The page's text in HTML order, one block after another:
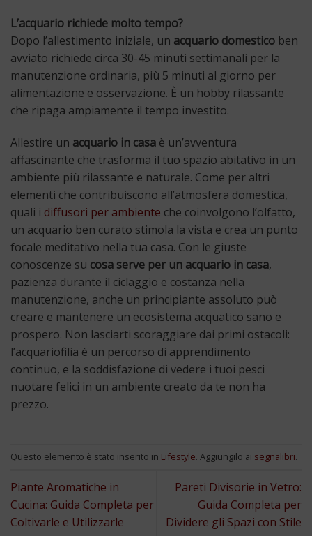
L’acquario richiede molto tempo?
Dopo l’allestimento iniziale, un acquario domestico ben
avviato richiede circa 30-45 minuti settimanali per la
manutenzione ordinaria, più 5 minuti al giorno per
alimentazione e osservazione. È un hobby rilassante
che ripaga ampiamente il tempo investito.
Allestire un acquario in casa è un’avventura
affascinante che trasforma il tuo spazio abitativo in un
ambiente più rilassante e naturale. Come per altri
elementi che contribuiscono all’atmosfera domestica,
quali i diffusori per ambiente che coinvolgono l’olfatto,
un acquario ben curato stimola la vista e crea un punto
focale meditativo nella tua casa. Con le giuste
conoscenze su cosa serve per un acquario in casa,
pazienza durante il ciclaggio e costanza nella
manutenzione, anche un principiante assoluto può
creare e mantenere un ecosistema acquatico sano e
prospero. Non lasciarti scoraggiare dai primi ostacoli:
l’acquariofilia è un percorso di apprendimento
continuo, e la soddisfazione di vedere i tuoi pesci
nuotare felici in un ambiente creato da te non ha
prezzo.
Questo elemento è stato inserito in Lifestyle. Aggiungilo ai segnalibri.
Piante Aromatiche in
Cucina: Guida Completa per
Coltivarle e Utilizzarle
Pareti Divisorie in Vetro:
Guida Completa per
Dividere gli Spazi con Stile